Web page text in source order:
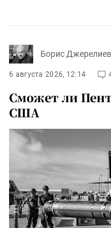
Борис
6 августа 2026, 12:14
Сможет ли
США